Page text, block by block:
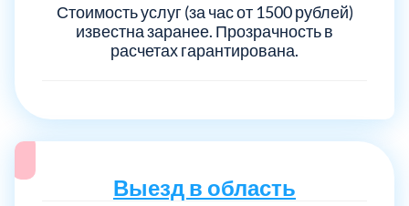
Стоимость услуг (за час от 1500 рублей)
известна заранее. Прозрачность в
расчетах гарантирована.
Выезд в область